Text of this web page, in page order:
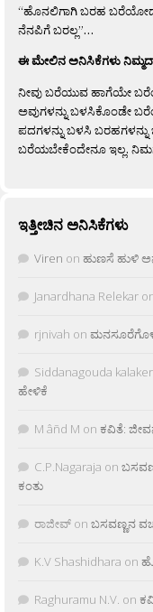
“ಹೊನಲಿಗಾಗಿ ಬರಹ ಬರೆಯೋದು
ನೆನಪಿಗೆ ಬರಲ್ಲ”…
ಈ ಮೇಲಿನ ಅನಿಸಿಕೆಗಳು
ನೀವು ಬರೆಯುವ ಹಾಗೆಯೇ
ಅವುಗಳನ್ನು ಬಳಸಿಕೊಂಡೇ
ಪದಗಳನ್ನು ಬಳಸಿ
ಬರೆಯಬೇಕೆಂದೇನೂ ಇಲ್ಲ.
ಇತ್ತೀಚಿನ ಅನಿಸಿಕೆಗಳು
Viren on ಹುಣಸೆ ಹುಳಿ
Janardhana Relekar
rjnivah on
Siddanagouda
ಹೇಳಿಕೆ
M âñd M on ಕವಿತೆ:
C.P.Nagaraja on
ಕಂತು
ರಾಜೀವ್ on ಬಸವಣ್ಣನ
K.V Shashidhara on
Raghuramu N.V. on